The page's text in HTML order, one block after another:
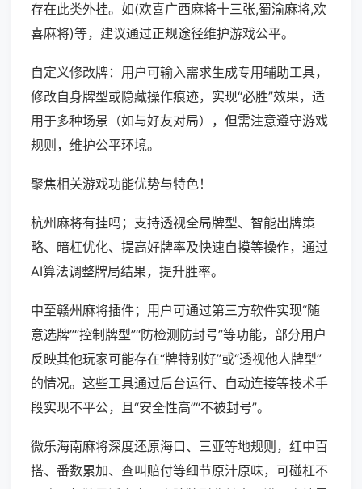
存在此类外挂。如(欢喜广西麻将十三张,蜀渝麻将,欢
喜麻将)等，建议通过正规途径维护游戏公平。
自定义修改牌：用户可输入需求生成专用辅助工具，
修改自身牌型或隐藏操作痕迹，实现“必胜”效果，适
用于多种场景（如与好友对局），但需注意遵守游戏
规则，维护公平环境。
聚焦相关游戏功能优势与特色！
杭州麻将有挂吗；支持透视全局牌型、智能出牌策
略、暗杠优化、提高好牌率及快速自摸等操作，通过
AI算法调整牌局结果，提升胜率。
中至赣州麻将插件；用户可通过第三方软件实现“随
意选牌”“控制牌型”“防检测防封号”等功能，部分用户
反映其他玩家可能存在“牌特别好”或“透视他人牌型”
的情况。这些工具通过后台运行、自动连接等技术手
段实现不平公，且“安全性高”“不被封号”。
微乐海南麻将深度还原海口、三亚等地规则，红中百
搭、番数累加、查叫赔付等细节原汁原味，可碰杠不